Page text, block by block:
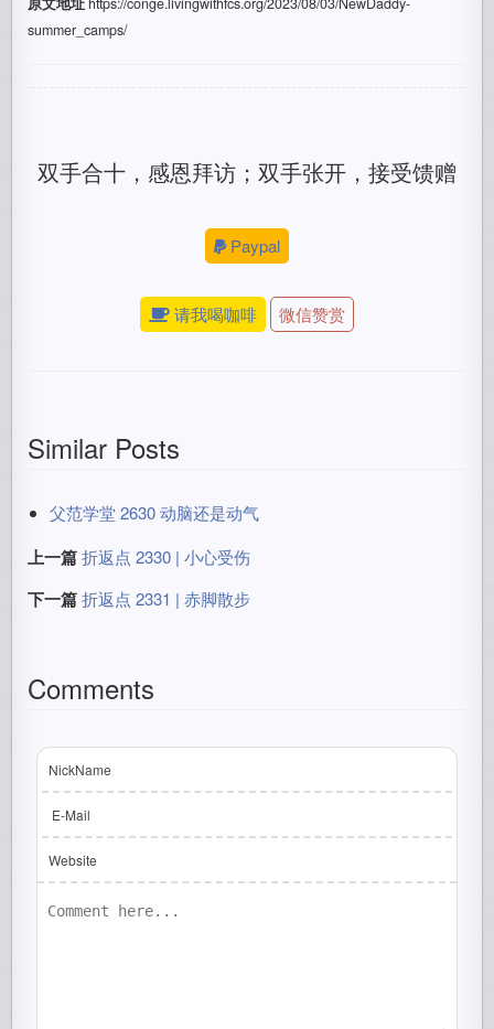
summer_camps/
双手合十，感恩拜访；双手张开，接受馈赠
Paypal
请我喝咖啡 微信赞赏
Similar Posts
父范学堂 2630 动脑还是动气
上一篇 折返点 2330 | 小心受伤
下一篇 折返点 2331 | 赤脚散步
Comments
NickName
E-Mail
Website